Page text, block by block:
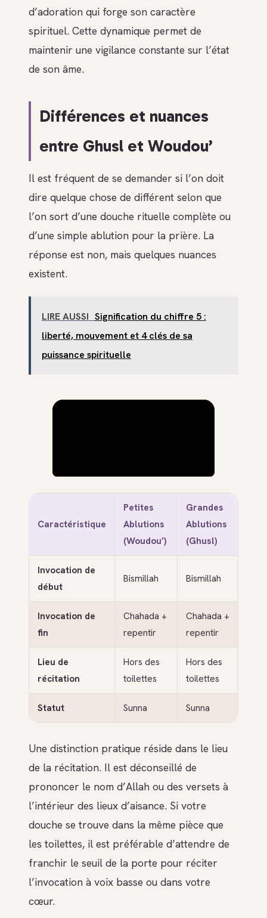
d’adoration qui forge son caractère
spirituel. Cette dynamique permet de
maintenir une vigilance constante sur l’état
de son âme.
Différences et nuances
entre Ghusl et Woudou’
Il est fréquent de se demander si l’on doit
dire quelque chose de différent selon que
l’on sort d’une douche rituelle complète ou
d’une simple ablution pour la prière. La
réponse est non, mais quelques nuances
existent.
LIRE AUSSI Signification du chiffre 5 :
liberté, mouvement et 4 clés de sa
puissance spirituelle
Caractéristique
Petites
Ablutions
(Woudou’)
Grandes
Ablutions
(Ghusl)
Invocation de
début
Bismillah Bismillah
Invocation de
fin
Chahada +
repentir
Chahada +
repentir
Lieu de
récitation
Hors des
toilettes
Hors des
toilettes
Statut Sunna Sunna
Une distinction pratique réside dans le lieu
de la récitation. Il est déconseillé de
prononcer le nom d’Allah ou des versets à
l’intérieur des lieux d’aisance. Si votre
douche se trouve dans la même pièce que
les toilettes, il est préférable d’attendre de
franchir le seuil de la porte pour réciter
l’invocation à voix basse ou dans votre
cœur.